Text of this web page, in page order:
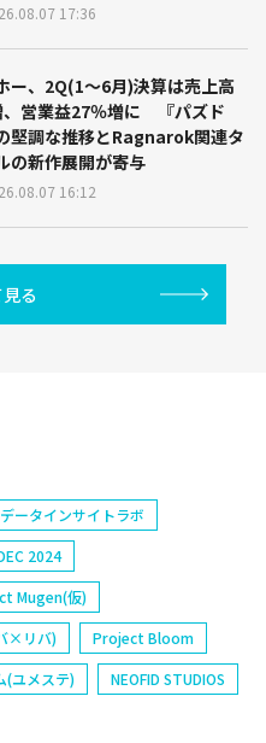
17:36
ー、2Q(1～6月)決算は売上高
、営業益27％増に 『パズド
堅調な推移とRagnarok関連タ
の新作展開が寄与
16:12
る
ータインサイトラボ
2024
Mugen(仮)
×リバ)
Project Bloom
(ユメステ)
NEOFID STUDIOS